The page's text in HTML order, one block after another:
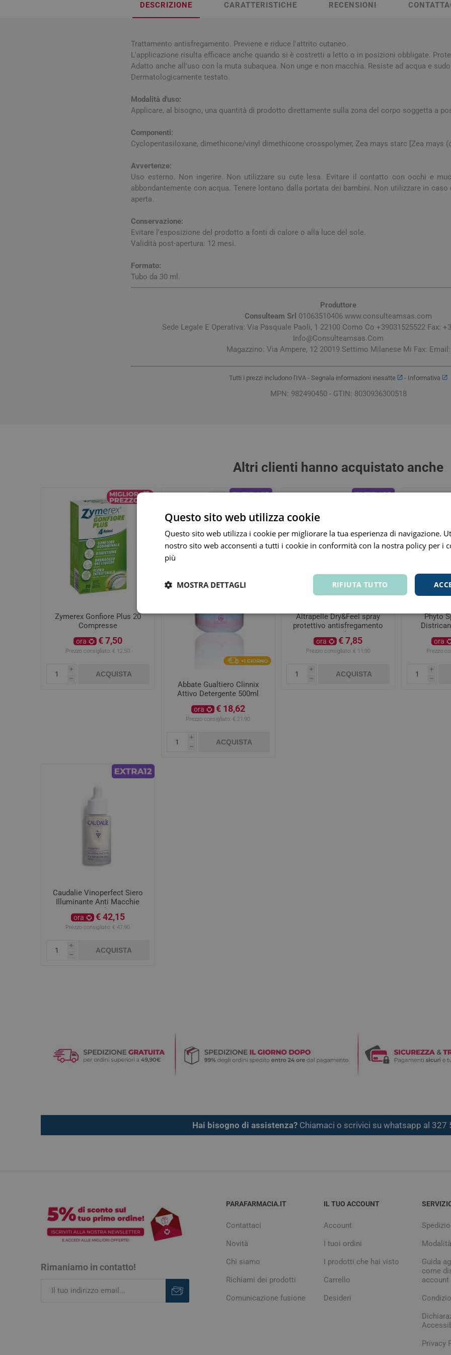
Minerali
Pelle e Solari Sistema Immunitario Integratori
Prostatite
Benessere Vie Urinarie
Tonici e stimolanti
Capelli
Corpo
Protezione Alta
Protezione Media
Protezione Bassa
Creme
Influenza e Raffreddore
Febbre
Naso chiuso
Tosse
Notte e serenità Orecchie
Per Cani
Cura Mani e Piedi
Cura Unghie e Micosi
Verruche
Vesciche
Latte e Creme Deo
Stick e Roll On
DESCRIZIONE CARATTERISTICHE RECENSIONI
Trattamento antisfregamento. Previene e riduce l'attrito cutaneo.
L'applicazione risulta efficace anche quando si è costretti a letto o in posizioni obbligate.
Adatto anche all'uso con la muta subaquea. Non unge e non macchia. Resiste ad acqua e
Dermatologicamente testato.
Modalità d'uso:
Applicare, al bisogno, una quantità di prodotto direttamente sulla zona del corpo soggetta a
Componenti:
Cyclopentasiloxane, dimethicone/vinyl dimethicone crosspolymer, Zea mays starc [Zea mays
Avvertenze:
Uso esterno. Non ingerire. Non utilizzare su cute lesa. Evitare il contatto con occhi e
abbondantemente con acqua. Tenere lontano dalla portata dei bambini. Non utilizzare in
aperta.
Conservazione:
Evitare l'esposizione del prodotto a fonti di calore o alla luce del sole.
Validità post-apertura: 12 mesi.
Formato:
Tubo da 30 ml.
Produttore
Consulteam Srl 01063510406 www.consulteamsas.com
Sede Legale E Operativa: Via Pasquale Paoli, 1 22100 Como Co +39031525522 Fax:
Info@Consulteamsas.Com
Magazzino: Via Ampere, 12 20019 Settimo Milanese Mi Fax: Email:
Tutti i prezzi includono l'IVA - Segnala informazioni inesatte - Informativa
MPN: 982490450 - GTIN: 8030936300518
Altri clienti hanno acquistato anche
Zymerex Gonfiore Plus 20
Compresse
ora € 7,50
Prezzo consigliato: € 12,50
i
h
ACQUISTA
Abbate Gualtiero Clinnix
Attivo Detergente 500ml
ora € 18,62
Prezzo consigliato: € 21,90
i
h
ACQUISTA
Altrapelle Dry&Feel spray
protettivo antisfregamento
35ml
ora € 7,85
Prezzo consigliato: € 11,90
i
h
ACQUISTA
Phyto
ora
Prezzo
i
h
Caudalie Vinoperfect Siero
Illuminante Anti Macchie
30ml
ora € 42,15
Prezzo consigliato: € 47,90
i
h
ACQUISTA
Hai bisogno di assistenza? Chiamaci o scrivici su whatsapp al 327
Rimaniamo in contatto!
PARAFARMACIA.IT
Contattaci
Novità
Chi siamo
Richiami dei prodotti
Comunicazione fusione
IL TUO ACCOUNT
Account
I tuoi ordini
I prodotti che hai visto
Carrello
Desideri
Guida
come
account
Privacy
Questo sito web utilizza cookie
Questo sito web utilizza i cookie per migliorare la tua esperienza di navigazione.
nostro sito web acconsenti a tutti i cookie in conformità con la nostra policy per i
più
RIFIUTA TUTTO
MOSTRA DETTAGLI